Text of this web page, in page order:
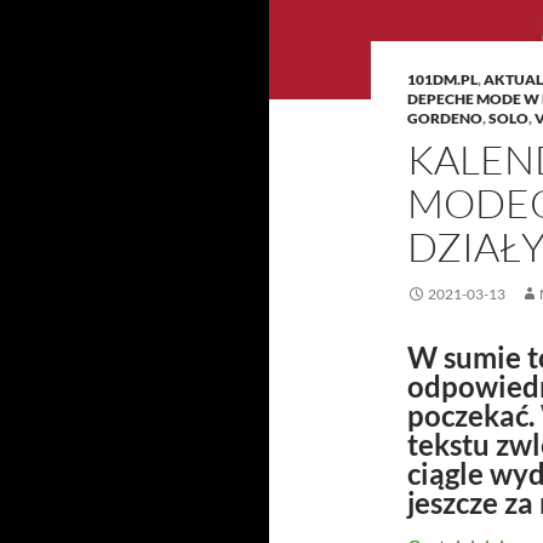
101DM.PL,
DEPECHE MODE W
GORDENO,SOLO,
2021-03-13
W sumie
tekstu
ciągle
jeszcze za